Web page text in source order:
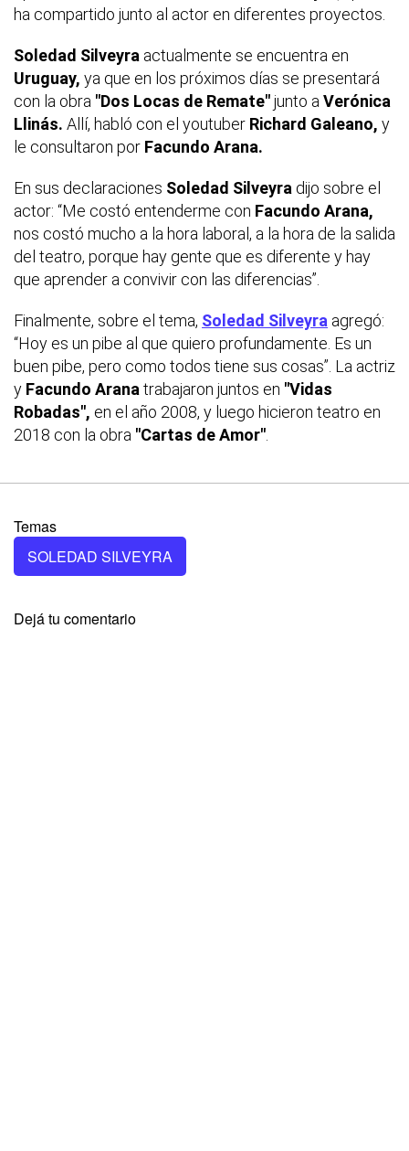
ha compartido junto al actor en diferentes proyectos.
Soledad Silveyra actualmente se encuentra en
Uruguay, ya que en los próximos días se presentará
con la obra "Dos Locas de Remate"junto a Verónica
Llinás. Allí, habló con el youtuber Richard Galeano, y
le consultaron por Facundo Arana.
En sus declaraciones Soledad Silveyra dijo sobre el
actor: “Me costó entenderme con Facundo Arana,
nos costó mucho a la hora laboral, a la hora de la salida
del teatro, porque hay gente que es diferente y hay
que aprender a convivir con las diferencias”.
Finalmente, sobre el tema, Soledad Silveyra agregó:
“Hoy es un pibe al que quiero profundamente. Es un
buen pibe, pero como todos tiene sus cosas”. La actriz
y Facundo Arana trabajaron juntos en "Vidas
Robadas", en el año 2008, y luego hicieron teatro en
2018 con la obra "Cartas de Amor"
Temas
SOLEDAD SILVEYRA
Dejá tu comentario